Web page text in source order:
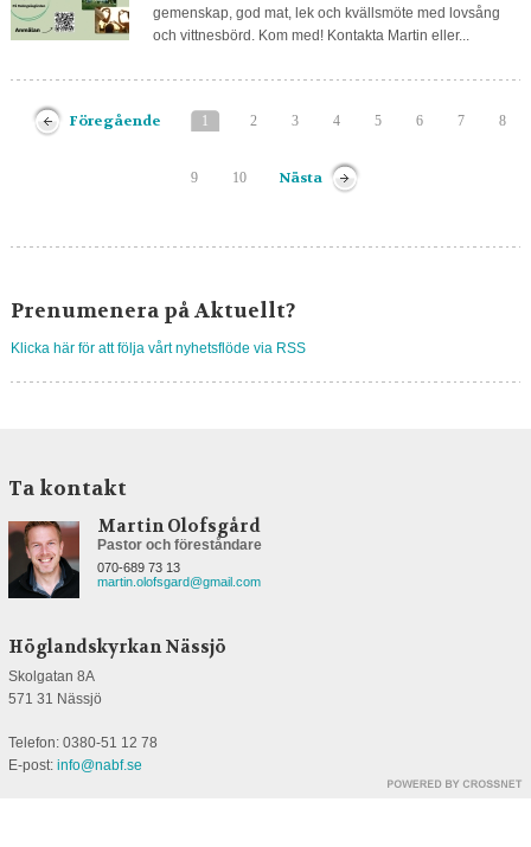
gemenskap, god mat, lek och kvällsmöte med lovsång
och vittnesbörd. Kom med! Kontakta Martin eller...
Föregående 1 2 3 4 5 6 7 8
9 10 Nästa
Prenumenera på Aktuellt?
Klicka här för att följa vårt nyhetsflöde via RSS
Ta kontakt
Martin Olofsgård
Pastor och föreståndare
070-689 73 13
martin.olofsgard@gmail.com
Höglandskyrkan Nässjö
Skolgatan 8A
571 31 Nässjö
Telefon: 0380-51 12 78
E-post: info@nabf.se